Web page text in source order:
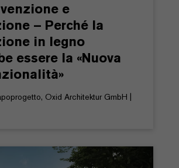
e
– Perché la
in legno
essere la «Nuova
Oxid Architektur GmbH |